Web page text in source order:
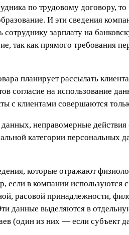
по трудовому договору,
И эти сведения
зарплату на
так как прямого требования
планирует рассылать
согласие на использование
с клиентами совершаются
неправомерные
категории
которые отражают
если в компании используются
расовой принадлежности,
данные выделяются в
(один из них — если субъект